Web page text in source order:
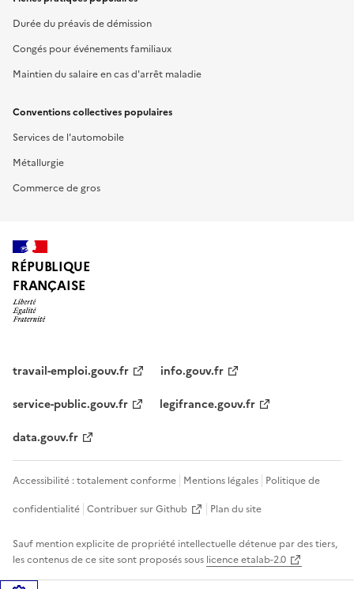
Durée du préavis de démission
Congés pour événements familiaux
Maintien du salaire en cas d'arrêt maladie
Conventions collectives populaires
Services de l'automobile
Métallurgie
Commerce de gros
RÉPUBLIQUE
FRANÇAISE
travail-emploi.gouv.fr
info.gouv.fr
service-public.gouv.fr
legifrance.gouv.fr
data.gouv.fr
Accessibilité : totalement conforme Mentions légales Politique de
confidentialité Contribuer sur Github Plan du site
Sauf mention explicite de propriété intellectuelle détenue par des tiers,
les contenus de ce site sont proposés sous licence etalab-2.0